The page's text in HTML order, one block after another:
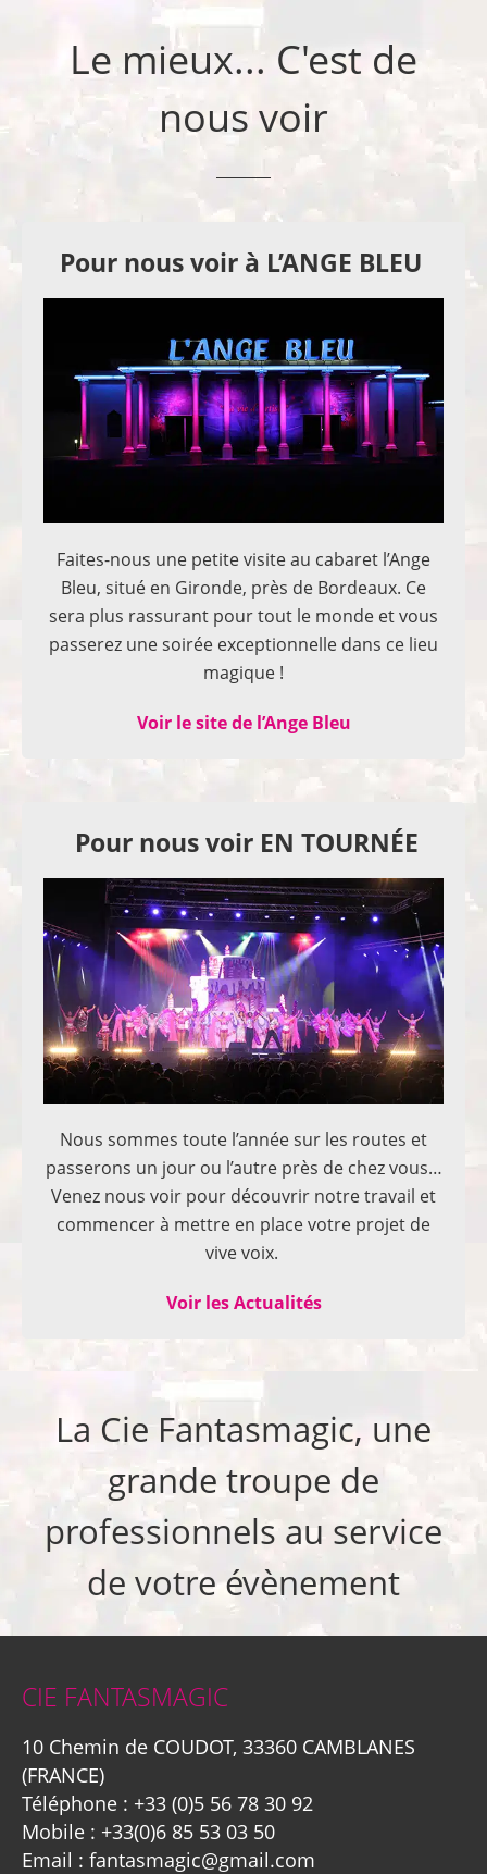
Le mieux... C'est de
nous voir
Pour nous voir à L’ANGE BLEU
Faites-nous une petite visite au cabaret l’Ange
Bleu, situé en Gironde, près de Bordeaux. Ce
sera plus rassurant pour tout le monde et vous
passerez une soirée exceptionnelle dans ce lieu
magique !
Voir le site de l’Ange Bleu
Pour nous voir EN TOURNÉE
Nous sommes toute l’année sur les routes et
passerons un jour ou l’autre près de chez vous…
Venez nous voir pour découvrir notre travail et
commencer à mettre en place votre projet de
vive voix.
Voir les Actualités
La Cie Fantasmagic, une
grande troupe de
professionnels au service
de votre évènement
CIE FANTASMAGIC
10 Chemin de COUDOT, 33360 CAMBLANES
(FRANCE)
Téléphone : +33 (0)5 56 78 30 92
Mobile : +33(0)6 85 53 03 50
Email : fantasmagic@gmail.com